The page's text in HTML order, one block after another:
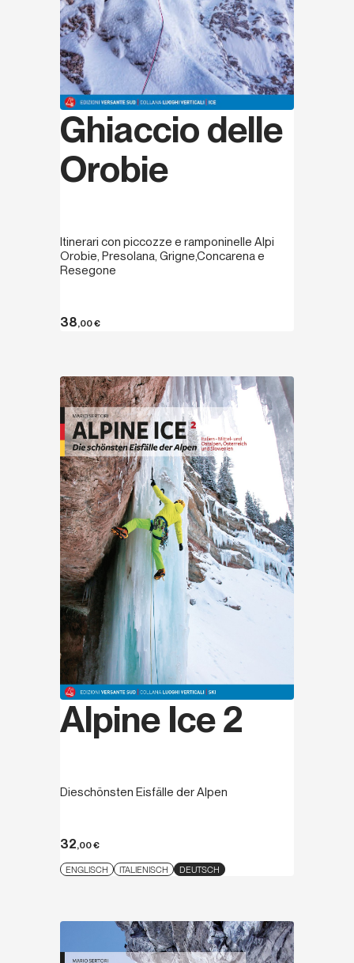
Ghiaccio delle
Orobie
Itinerari con piccozze e ramponinelle Alpi
Orobie, Presolana, Grigne,Concarena e
Resegone
38,00€
Entdecken
Alpine Ice 2
Dieschönsten Eisfälle der Alpen
32,00€
ENGLISCH ITALIENISCH DEUTSCH
Entdecken